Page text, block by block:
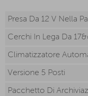
Presa Da 12 V Nella
Cerchi In Lega Da
Climatizzatore
Versione 5 Posti
Pacchetto Di